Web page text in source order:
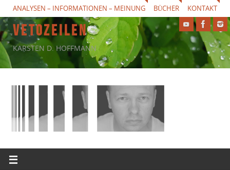
ANALYSEN – INFORMATIONEN – MEINUNG BÜCHER KONTAKT
V E T O Z E I L E N
KARSTEN D. HOFFMANN